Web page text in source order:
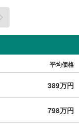
平均価格
389万円
798万円